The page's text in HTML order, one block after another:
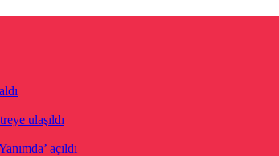
ulaşıldı
açıldı